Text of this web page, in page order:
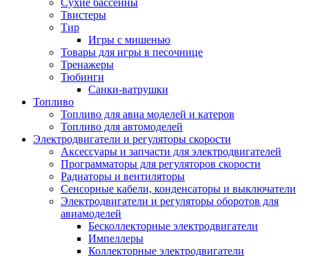
Сухие бассейны
Твистеры
Тир
Игры с мишенью
Товары для игры в песочнице
Тренажеры
Тюбинги
Санки-ватрушки
Топливо
Топливо для авиа моделей и катеров
Топливо для автомоделей
Электродвигатели и регуляторы скорости
Аксессуары и запчасти для электродвигателей
Программаторы для регуляторов скорости
Радиаторы и вентиляторы
Сенсорные кабели, конденсаторы и выключатели
Электродвигатели и регуляторы оборотов для
авиамоделей
Бесколлекторные электродвигатели
Импеллеры
Коллекторные электродвигатели